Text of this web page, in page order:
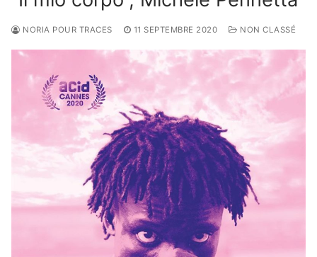
NORIA POUR TRACES 11 SEPTEMBRE 2020 NON CLASSÉ